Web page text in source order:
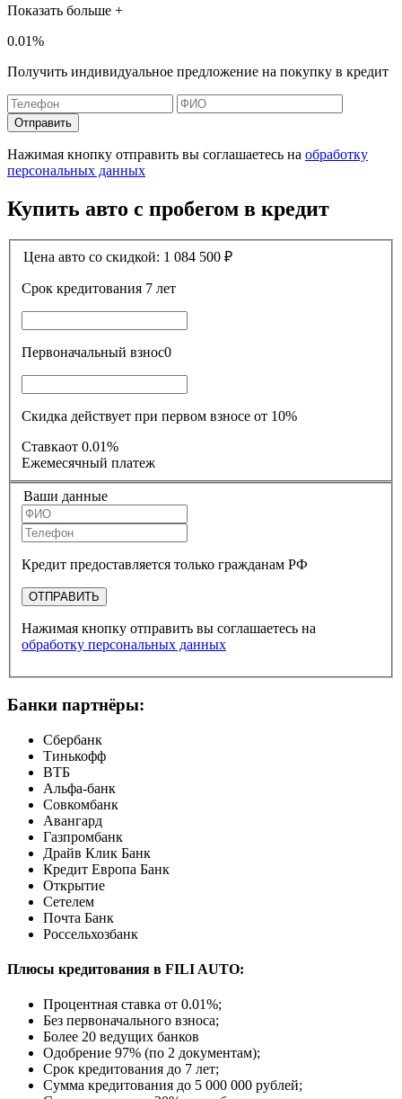
Показать больше +
0.01%
Получить индивидуальное предложение на покупку в кредит
Отправить
Нажимая кнопку отправить вы соглашаетесь на обработку
персональных данных
Купить авто с пробегом в кредит
Цена авто со скидкой: 1 084 500 ₽
Срок кредитования 7 лет
Первоначальный взнос0
Скидка действует при первом взносе от 10%
Ставкаот 0.01%
Ежемесячный платеж
Ваши данные
Кредит предоставляется только гражданам РФ
ОТПРАВИТЬ
Нажимая кнопку отправить вы соглашаетесь на
обработку персональных данных
Банки партнёры:
Сбербанк
Тинькофф
ВТБ
Альфа-банк
Совкомбанк
Авангард
Газпромбанк
Драйв Клик Банк
Кредит Европа Банк
Открытие
Сетелем
Почта Банк
Россельхозбанк
Плюсы кредитования в FILI AUTO:
Процентная ставка от 0.01%;
Без первоначального взноса;
Более 20 ведущих банков
Одобрение 97% (по 2 документам);
Срок кредитования до 7 лет;
Сумма кредитования до 5 000 000 рублей;